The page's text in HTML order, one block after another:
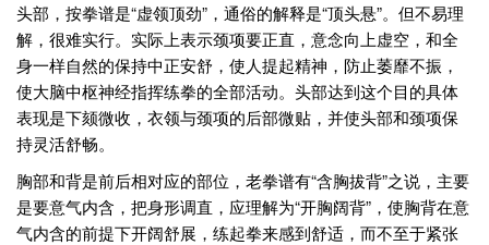
头部，按拳谱是“虚领顶劲”，通俗的解释是“顶头悬”。但不易理
解，很难实行。实际上表示颈项要正直，意念向上虚空，和全
身一样自然的保持中正安舒，使人提起精神，防止萎靡不振，
使大脑中枢神经指挥练拳的全部活动。头部达到这个目的具体
表现是下颏微收，衣领与颈项的后部微贴，并使头部和颈项保
持灵活舒畅。
胸部和背是前后相对应的部位，老拳谱有“含胸拔背”之说，主要
是要意气内含，把身形调直，应理解为“开胸阔背”，使胸背在意
气内含的前提下开阔舒展，练起拳来感到舒适，而不至于紧张